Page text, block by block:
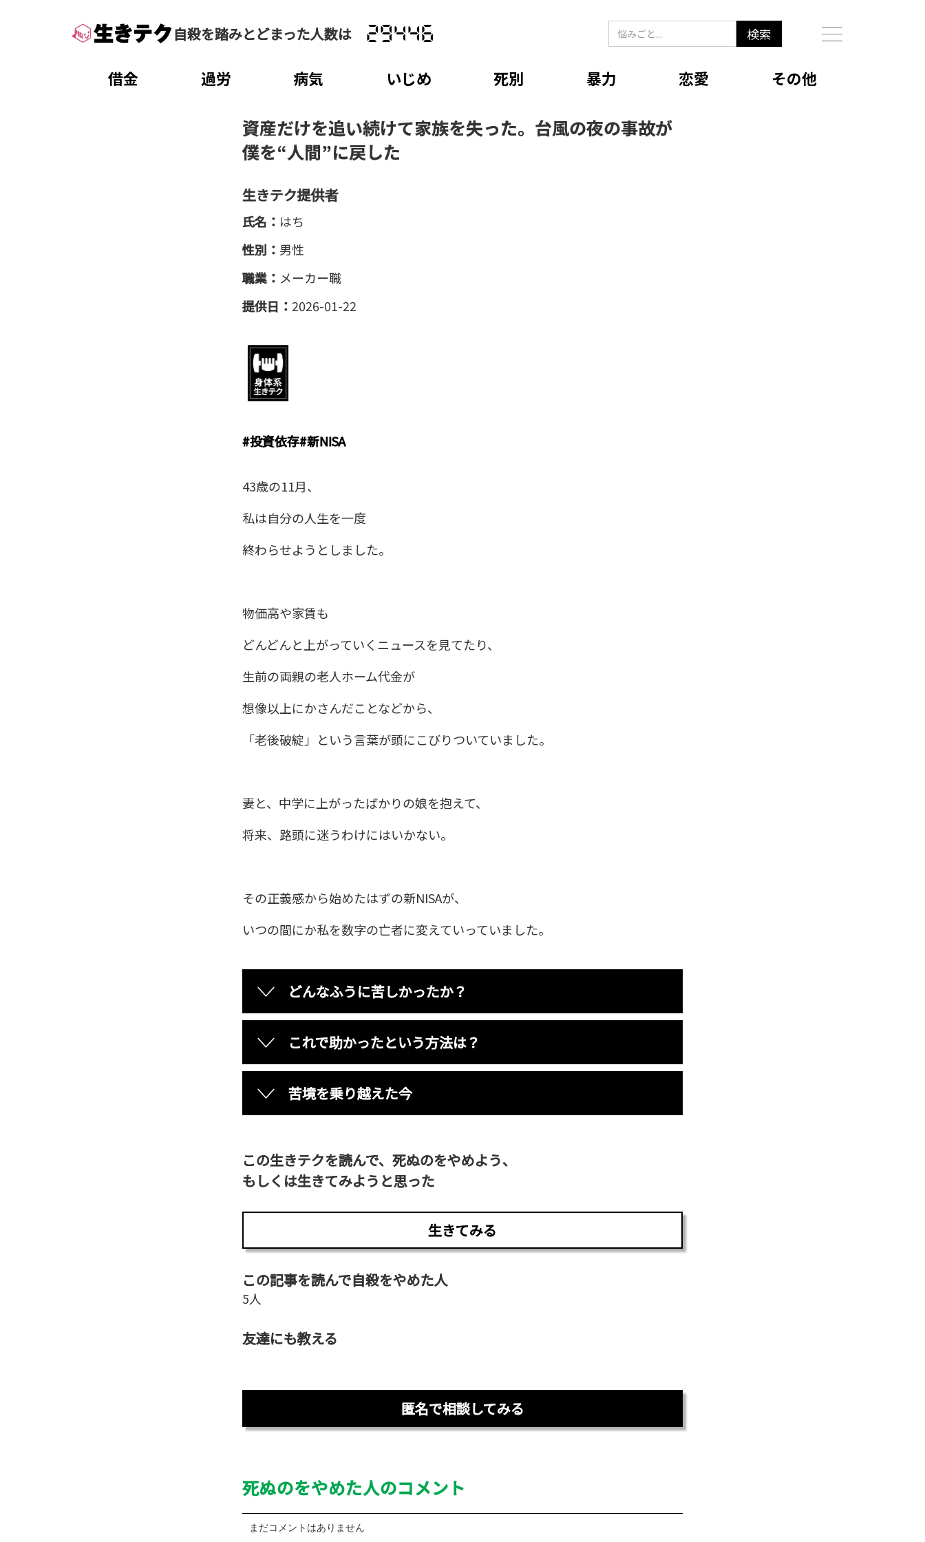
自殺を踏みとどまった人数は 29446
借金 過労 病気 いじめ 死別 暴力 恋愛 その他
資産だけを追い続けて家族を失った。台風の夜の事故が
僕を“人間”に戻した
生きテク提供者
氏名： はち
性別： 男性
職業： メーカー職
提供日： 2026-01-22
#投資依存#新NISA
43歳の11月、
私は自分の人生を一度
終わらせようとしました。
物価高や家賃も
どんどんと上がっていくニュースを見てたり、
生前の両親の老人ホーム代金が
想像以上にかさんだことなどから、
「老後破綻」という言葉が頭にこびりついていました。
妻と、中学に上がったばかりの娘を抱えて、
将来、路頭に迷うわけにはいかない。
その正義感から始めたはずの新NISAが、
いつの間にか私を数字の亡者に変えていっていました。
どんなふうに苦しかったか？
これで助かったという方法は？
苦境を乗り越えた今
この生きテクを読んで、死ぬのをやめよう、
もしくは生きてみようと思った
生きてみる
この記事を読んで自殺をやめた人
5人
友達にも教える
匿名で相談してみる
死ぬのをやめた人のコメント
まだコメントはありません